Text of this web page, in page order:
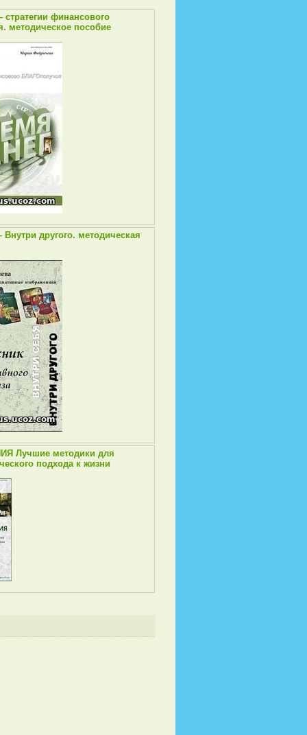
финансового
методическое пособие
другого. методическая
Лучшие методики для
подхода к жизни